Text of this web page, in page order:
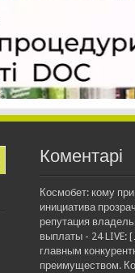
Коментарі
Космобет: кому
инициатива
репутация
выплаты - 24 LIVE:
главным
преимуществом.